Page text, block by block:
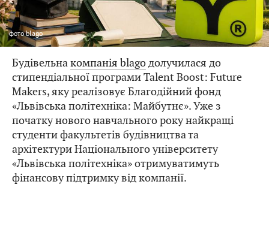
фотоblago
Будівельнакомпанія blagoдолучилася до
стипендіальної програми Talent Boost: Future
Makers, яку реалізовує Благодійний фонд
«Львівська політехніка: Майбутнє». Уже з
початку нового навчального року найкращі
студенти факультетів будівництва та
архітектури Національного університету
«Львівська політехніка» отримуватимуть
фінансову підтримку від компанії.